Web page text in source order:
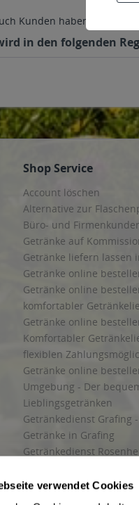
verwendet Cookies
Kunden haben sich
in den folgenden
Shop Service
Account löschen
Alternative zur
Büro- und
Getränke auf
Getränke liefern lassen
Getränke online
Getränke online
komfortabler
Getränke online
Komfortabler
flexiblen
Getränke online
Umgebung - Der
Lieblingsgetränken
Getränkedienst Grafing
Getränke in Grafing
Getränkedienst
und Umgebung
Getränkelieferung in